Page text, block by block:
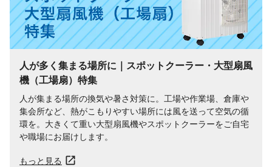
人が​多く​集まる​場所に​｜スポットクーラー・​大型扇風
機（工場扇）​特集
人が集まる場所の換気や暑さ対策に。工場や作業場、倉庫や
集会所など、熱がこもりやすい場所には風を送って空気の循
環を。大きくて重い大型扇風機やスポットクーラーをご自宅
や職場にお届けします。
もっと見る